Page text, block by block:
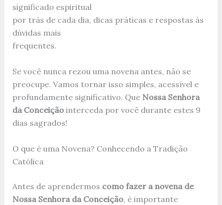
significado espiritual
por trás de cada dia, dicas práticas e respostas às
dúvidas mais
frequentes.
Se você nunca rezou uma novena antes, não se
preocupe. Vamos tornar isso simples, acessível e
profundamente significativo. Que Nossa Senhora
da Conceiçãointerceda por você durante estes 9
dias sagrados!
O que é uma Novena? Conhecendo a Tradição
Católica
Antes de aprendermos como fazer a novena de
Nossa Senhora da Conceição, é importante